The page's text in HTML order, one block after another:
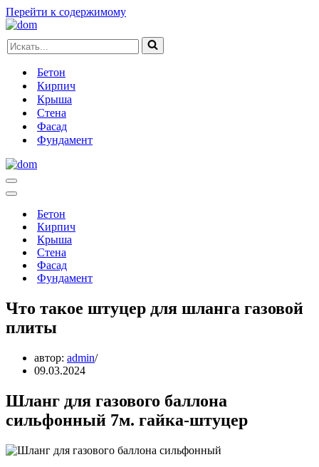
Перейти к содержимому
Искать...
Бетон
Кирпич
Крыша
Стена
Фасад
Фундамент
Меню
навигации
Меню
навигацииБетон
Кирпич
Крыша
Стена
Фасад
Фундамент
Что такое штуцер для шланга газовой
плиты
автор: admin
09.03.2024
Шланг для газового баллона
сильфонный 7м. гайка-штуцер